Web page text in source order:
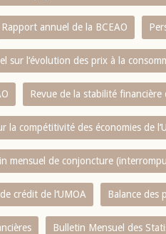
Rapport annuel de la BCEAO
sur l‘évolution des prix à la
Revue de la stabilité financière
la compétitivité des économies de
mensuel de conjoncture
crédit de l‘UMOA Balance des
Bulletin Mensuel des